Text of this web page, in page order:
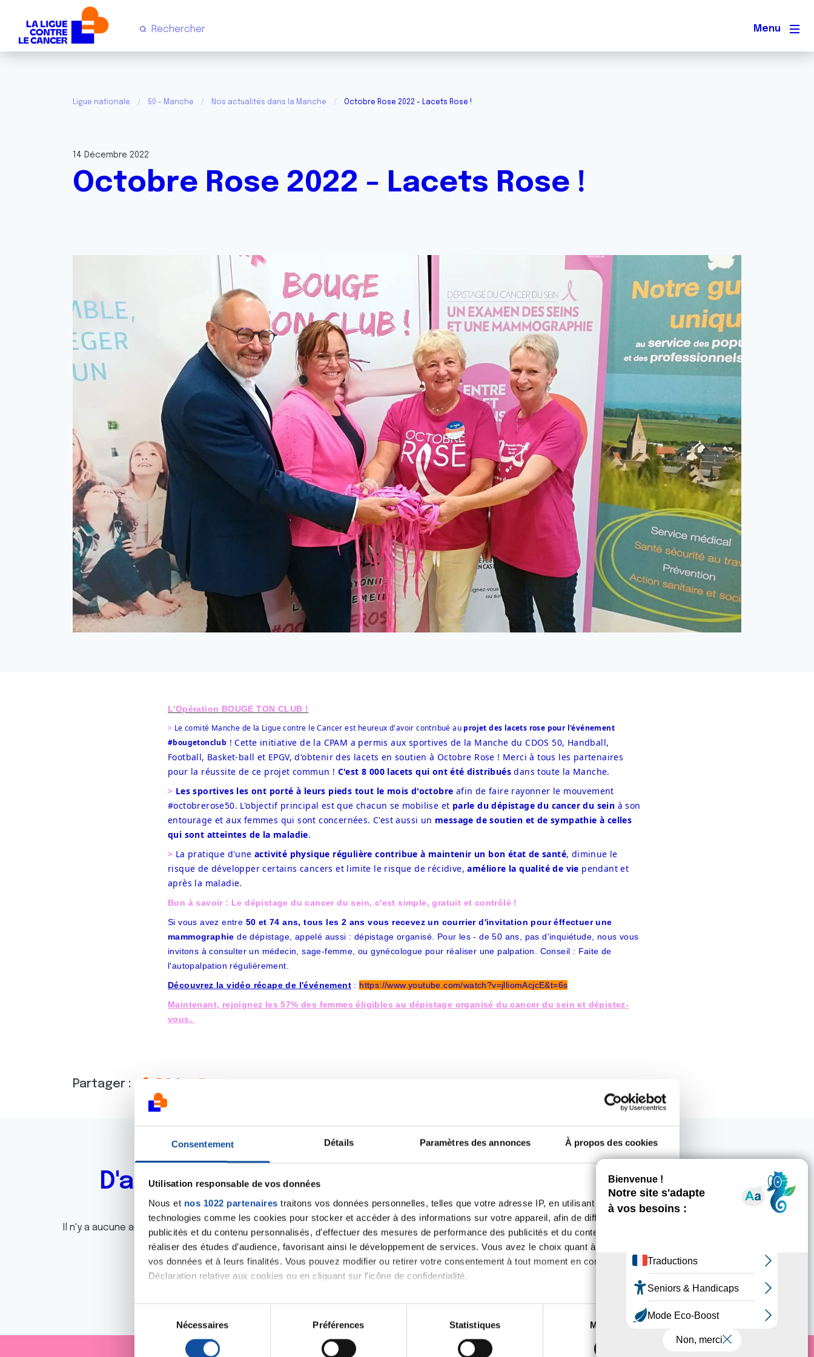
Consentement Détails Paramètres des annonces À propos des cookies
Utilisation responsable de vos données
Nous et nos 1022 partenaires traitons vos données personnelles, telles que votre adresse IP, en utilisant des
technologies comme les cookies pour stocker et accéder à des informations sur votre appareil, afin de diffuser des
publicités et du contenu personnalisés, d'effectuer des mesures de performance des publicités et du contenu, ainsi que de
réaliser des études d’audience, favorisant ainsi le développement de services. Vous avez le choix quant à l'utilisation de
vos données et à leurs finalités. Vous pouvez modifier ou retirer votre consentement à tout moment en consultant la
Déclaration relative aux cookies ou en cliquant sur l'icône de confidentialité.
Si vous le permettez, nous aimerions également :
Collecter des informations sur votre localisation géographique qui peuvent être précises à plusieurs mètres près
digitales).
Nécessaires Préférences Statistiques Marketing
Menu
Ligue nationale 50 - Manche Nos actualités dans la Manche Octobre Rose 2022 - Lacets Rose !
14 Décembre 2022
Octobre Rose 2022 - Lacets Rose !
L'Opération BOUGE TON CLUB !
> Le comité Manche de la Ligue contre le Cancer est heureux d'avoir contribué au
#bougetonclub ! Cette initiative de la CPAM a permis aux sportives de la Manche du CDOS 50, Handball,
Football, Basket-ball et EPGV, d'obtenir des lacets en soutien à Octobre Rose ! Merci à tous les partenaires
pour la réussite de ce projet commun ! C'est 8 000 lacets qui ont été distribués dans toute la Manche.
> Les sportives les ont porté à leurs pieds tout le mois d'octobre afin de faire rayonner le mouvement
#octobrerose50. L'objectif principal est que chacun se mobilise et parle du dépistage du cancer du sein à son
entourage et aux femmes qui sont concernées. C'est aussi un message de soutien et de sympathie à celles
qui sont atteintes de la maladie.
> La pratique d'une activité physique régulière contribue à maintenir un bon état de santé, diminue le
risque de développer certains cancers et limite le risque de récidive, améliore la qualité de vie pendant et
après la maladie.
Bon à savoir : Le dépistage du cancer du sein, c'est simple, gratuit et contrôlé !
Si vous avez entre 50 et 74 ans, tous les 2 ans vous recevez un courrier d'invitation pour éffectuer une
mammographie de dépistage, appelé aussi : dépistage organisé. Pour les - de 50 ans, pas d'inquiétude, nous vous
invitons à consulter un médecin, sage-femme, ou gynécologue pour réaliser une palpation. Conseil : Faite de
l'autopalpation régulièrement.
Découvrez la vidéo récape de l'événement : https://www.youtube.com/watch?v=jlliomAcjcE&t=6s
Maintenant, rejoignez les 57% des femmes éligibles au dépistage organisé du cancer du sein et dépistez-
vous.
Partager :
D'autres actualités qui pourraient vous intéresser
Il n'y a aucune actualité disponible pour le moment.
Toutes les actualités